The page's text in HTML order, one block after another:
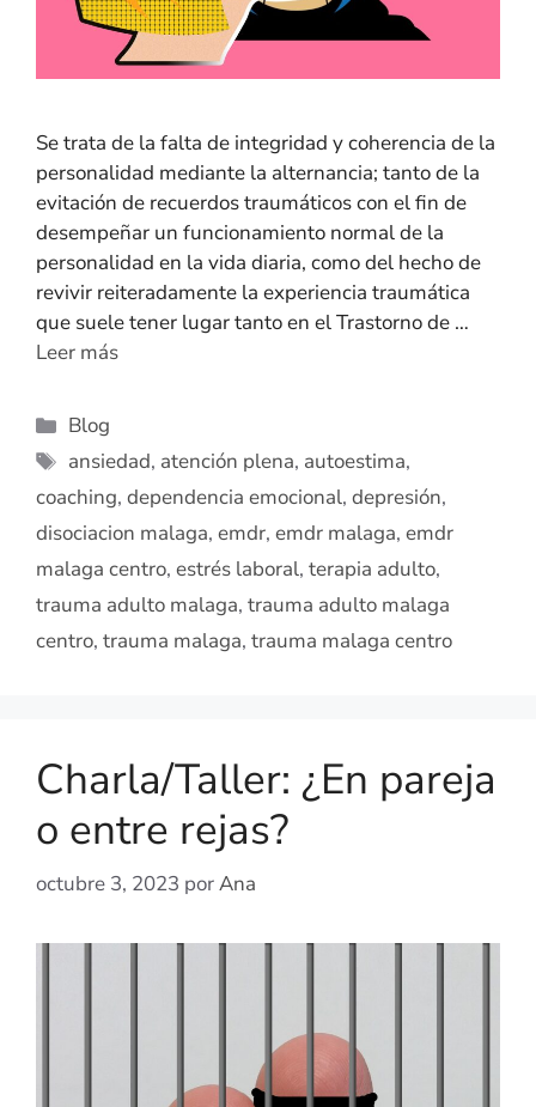
Se trata de la falta de integridad y coherencia de la
personalidad mediante la alternancia; tanto de la
evitación de recuerdos traumáticos con el fin de
desempeñar un funcionamiento normal de la
personalidad en la vida diaria, como del hecho de
revivir reiteradamente la experiencia traumática
que suele tener lugar tanto en el Trastorno de …
Leer más
Blog
ansiedad, atención plena, autoestima,
coaching, dependencia emocional, depresión,
disociacion malaga, emdr, emdr malaga, emdr
malaga centro, estrés laboral, terapia adulto,
trauma adulto malaga, trauma adulto malaga
centro, trauma malaga, trauma malaga centro
Charla/Taller: ¿En pareja
o entre rejas?
octubre 3, 2023 porAna